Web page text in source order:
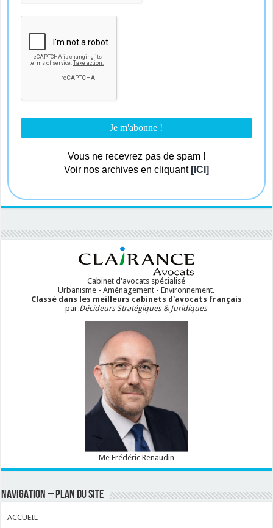
Vous ne recevrez pas de spam !
Voir nos archives en cliquant [ICI]
Cabinet d'avocats spécialisé
Urbanisme - Aménagement - Environnement.
Classé dans les meilleurs cabinets d'avocats français
par Décideurs Stratégiques & Juridiques
Me Frédéric Renaudin
NAVIGATION – PLAN DU SITE
ACCUEIL